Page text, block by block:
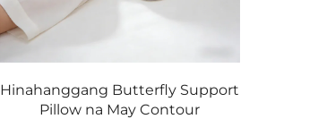
Hinahanggang Butterfly Support
Pillow na May Contour